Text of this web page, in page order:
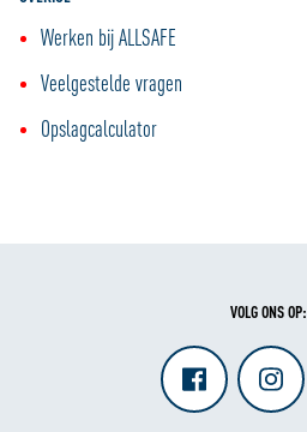
Werken bij ALLSAFE
Veelgestelde vragen
Opslagcalculator
VOLG ONS OP: